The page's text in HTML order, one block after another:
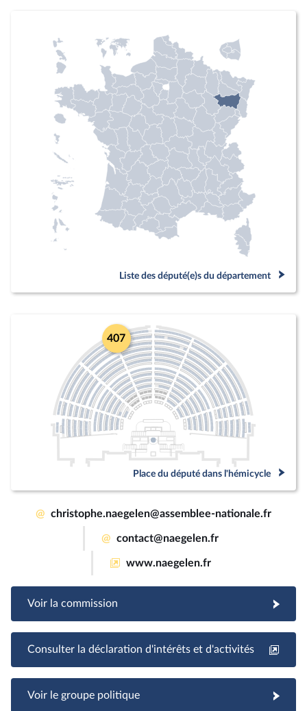
Liste des député(e)s du département
407
Place du député dans l'hémicycle
@ christophe.naegelen@assemblee-nationale.fr
@ contact@naegelen.fr
www.naegelen.fr
Voir la commission
Consulter la déclaration d'intérêts et d'activités
Voir le groupe politique